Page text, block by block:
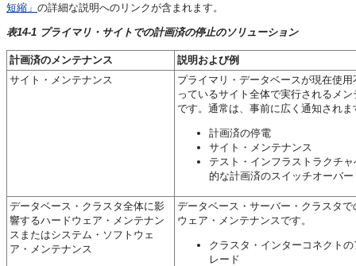
短縮」 の詳細な説明へのリンクが含まれます。
表14-1 プライマリ・サイトでの計画済の停止のソリューション
計画済のメンテナンス
説明および例
サイト・メンテナンス
プライマリ・データベースが現在使用
っているサイト全体で実行されるメン
です。通常は、事前に広く通知されま
計画済の停電
サイト・メンテナンス
テスト・インフラストラクチ
的な計画済のスイッチオーバー
データベース・クラスタ全体に影
響するハードウェア・メンテナン
スまたはシステム・ソフトウェ
ア・メンテナンス
データベース・サーバー・クラスタで
ウェア・メンテナンスです。
クラスタ・インターコネクト
レード